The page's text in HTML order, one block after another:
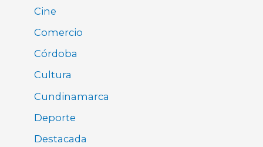
Cine
Comercio
Córdoba
Cultura
Cundinamarca
Deporte
Destacada